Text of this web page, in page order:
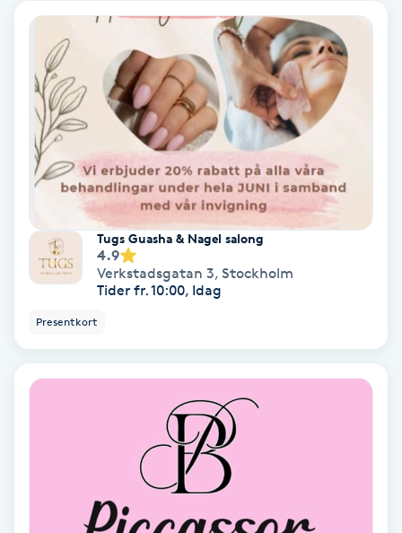
Plastikkirurgi
Powder brows
Power Yoga
PRP (Platelet Rich Plasma)
PRX-T33
Psoriasis
Radiofrekvens
Tugs Guasha & Nagel salong
4.9
Verkstadsgatan 3, Stockholm
Tider fr. 10:00, Idag
Presentkort